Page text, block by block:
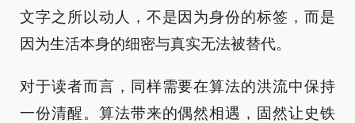
文字之所以动人，不是因为身份的标签，而是
因为生活本身的细密与真实无法被替代。
对于读者而言，同样需要在算法的洪流中保持
一份清醒。算法带来的偶然相遇，固然让史铁